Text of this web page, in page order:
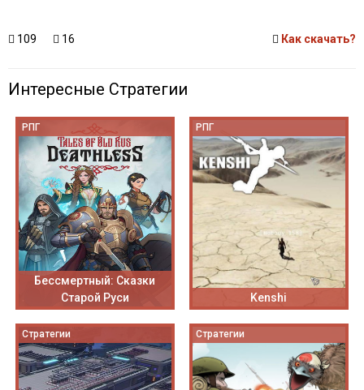
109 16 Как скачать?
Интересные Стратегии
РПГ
Бессмертный: Сказки
Старой Руси
РПГ
Kenshi
Стратегии Стратегии